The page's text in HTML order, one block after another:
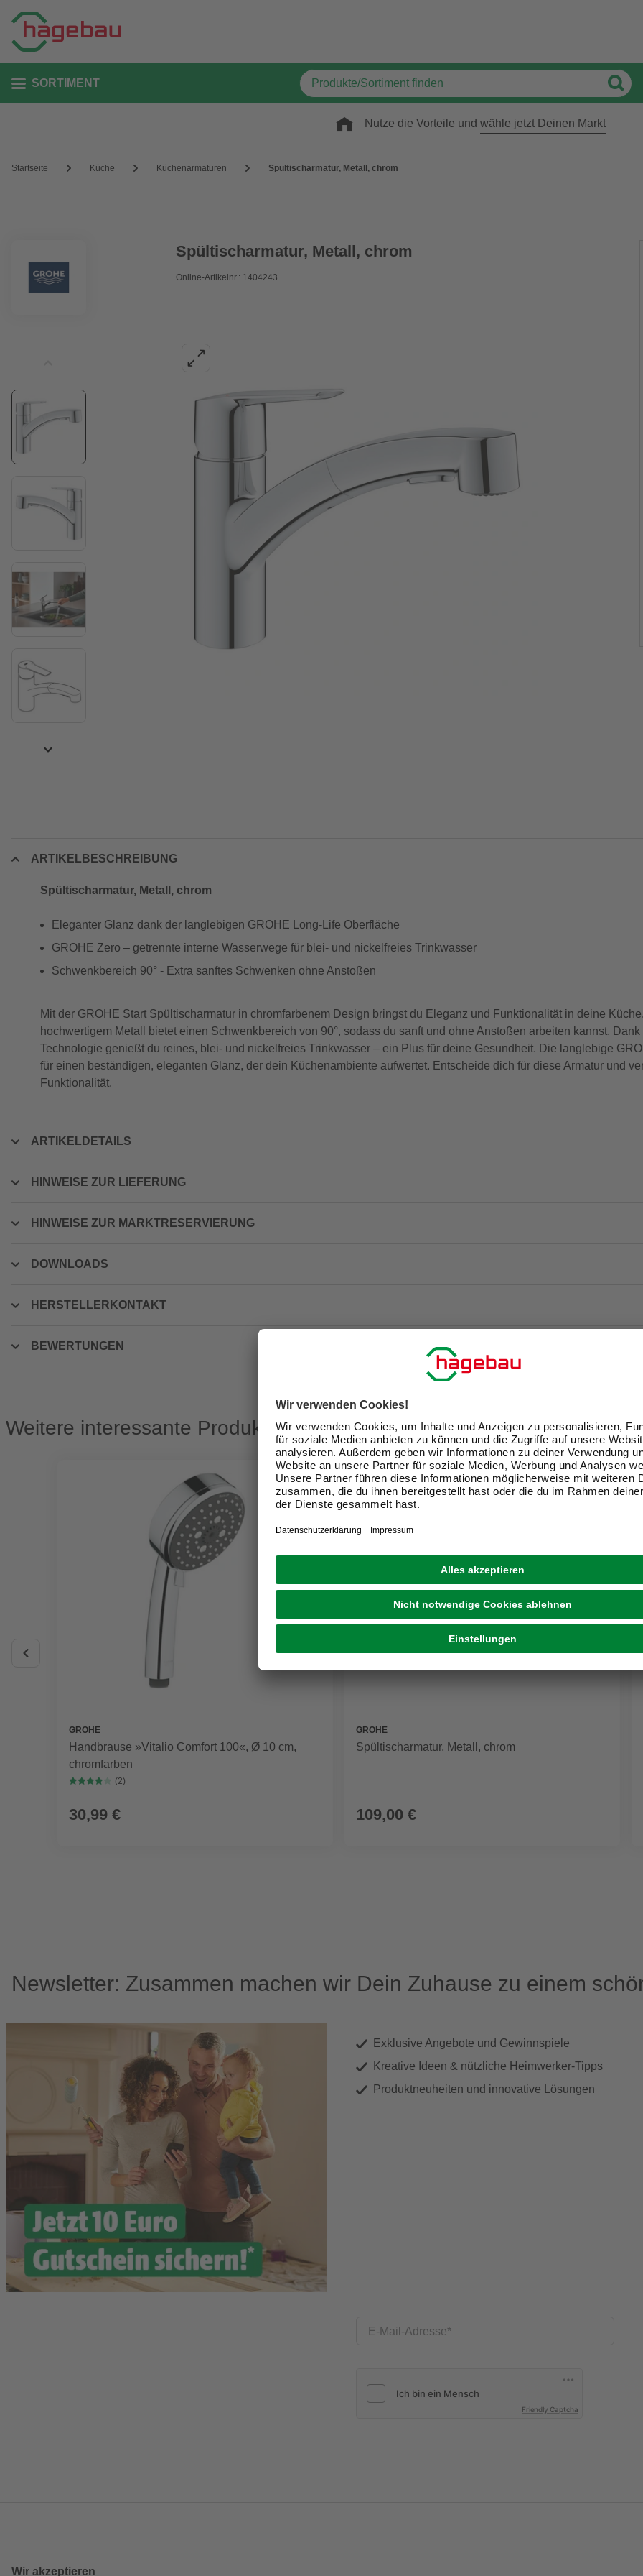
SORTIMENT
Nutze die Vorteile und wähle jetzt Deinen Markt
Startseite Küche Küchenarmaturen Spültischarmatur, Metall, chrom
Spültischarmatur, Metall, chrom
Online-Artikelnr.: 1404243
ARTIKELBESCHREIBUNG
Spültischarmatur, Metall, chrom
Eleganter Glanz dank der langlebigen GROHE Long-Life Oberfläche
GROHE Zero – getrennte interne Wasserwege für blei- und nickelfreies Trinkwasser
Schwenkbereich 90° - Extra sanftes Schwenken ohne Anstoßen
Mit der GROHE Start Spültischarmatur in chromfarbenem Design bringst du Eleganz und Funktionalität in deine
hochwertigem Metall bietet einen Schwenkbereich von 90°, sodass du sanft und ohne Anstoßen arbeiten kannst.
Technologie genießt du reines, blei- und nickelfreies Trinkwasser – ein Plus für deine Gesundheit. Die langlebige
für einen beständigen, eleganten Glanz, der dein Küchenambiente aufwertet. Entscheide dich für diese Armatur und
Funktionalität.
ARTIKELDETAILS
HINWEISE ZUR LIEFERUNG
HINWEISE ZUR MARKTRESERVIERUNG
DOWNLOADS
HERSTELLERKONTAKT
BEWERTUNGEN
Weitere interessante Produkte
GROHE
Handbrause »Vitalio Comfort 100«, Ø 10 cm,
chromfarben
(2)
30,99 €
GROHE
Spültischarmatur, Metall, chrom
109,00 €
Newsletter: Zusammen machen wir Dein Zuhause zu einem
Exklusive Angebote und Gewinnspiele
Kreative Ideen & nützliche Heimwerker-Tipps
Produktneuheiten und innovative Lösungen
E-Mail-Adresse
Friendly Captcha
Wir akzeptieren